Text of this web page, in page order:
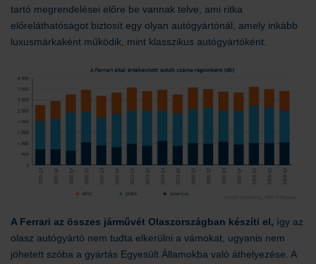
tartó megrendelései előre be vannak telve, ami ritka
előreláthatóságot biztosít egy olyan autógyártónál, amely inkább
luxusmárkaként működik, mint klasszikus autógyártóként.
A Ferrari az összes járművét Olaszországban készíti el, így az
olasz autógyártó nem tudta elkerülni a vámokat, ugyanis nem
jöhetett szóba a gyártás Egyesült Államokba való áthelyezése. A